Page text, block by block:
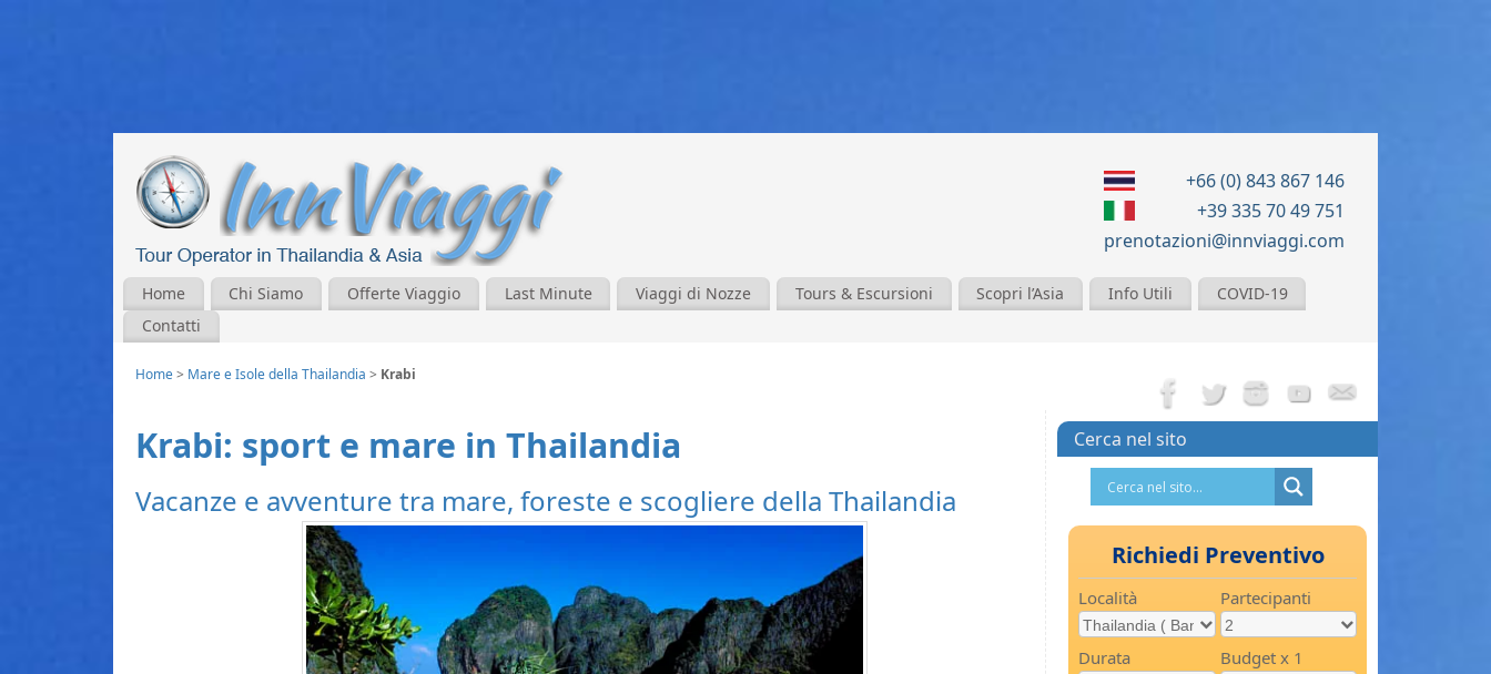
+66 (0) 843 867 146
+39 335 70 49 751
prenotazioni@innviaggi.com
Home Chi Siamo Offerte Viaggio Last Minute Viaggi di Nozze Tours & Escursioni Scopri l’Asia Info Utili
COVID-19
Contatti
Home> Mare e Isole della Thailandia > Krabi
Krabi: sport e mare in Thailandia
Vacanze e avventure tra mare, foreste e scogliere della Thailandia
Cerca nel sito
Richiedi Preventivo
Località Partecipanti
Durata Budget x 1